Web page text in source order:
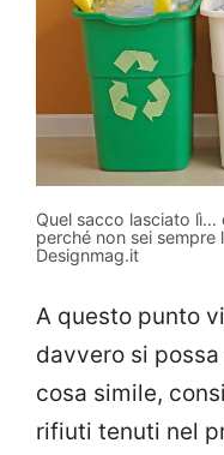
Quel sacco lasciato lì…
perché non sei
Designmag.it
A questo punto
davvero si
cosa simile,
rifiuti tenuti nel